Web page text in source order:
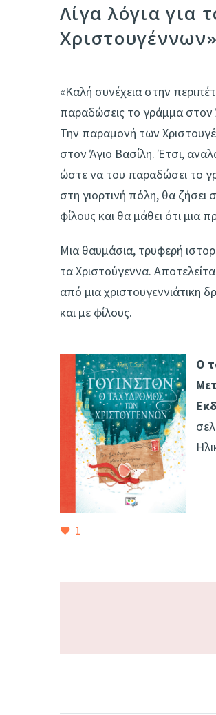
Λίγα λόγια για
Χριστουγέννων»
«Καλή συνέχεια στην
παραδώσεις το γράμμα στον
Την παραμονή των
στον Άγιο Βασίλη. Έτσι,
ώστε να του παραδώσει το
στη γιορτινή πόλη, θα ζήσει
φίλους και θα μάθει ότι μια
Μια θαυμάσια, τρυφερή
τα Χριστούγεννα.
από μια χριστουγεννιάτικη
και με φίλους.
Ο
1